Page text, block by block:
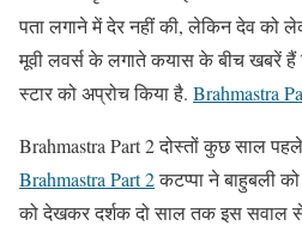
पता लगाने में देर नहीं की, लेकिन देव को
मूवी लवर्स के लगाते कयास के बीच खबरें
स्टार को अप्रोच किया है. Brahmastra
Brahmastra Part 2 दोस्तों कुछ साल
Brahmastra Part 2कटप्पा ने बाहुबली को
को देखकर दर्शक दो साल तक इस सवाल